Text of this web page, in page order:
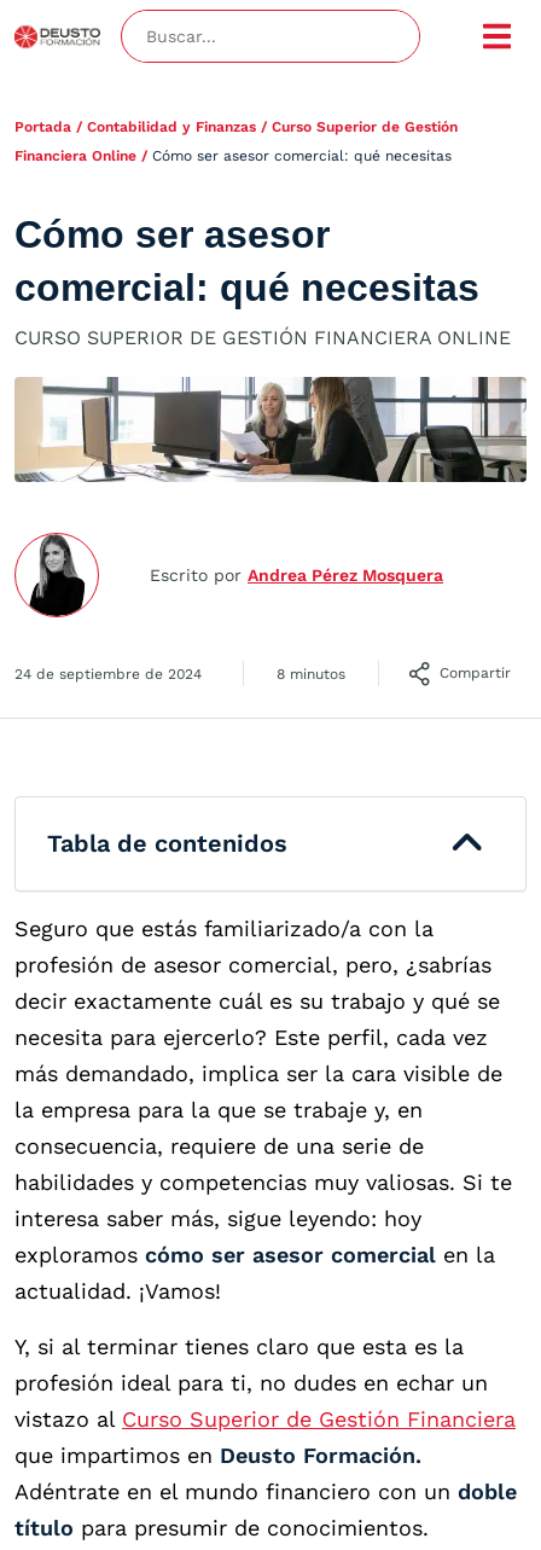
Portada / Contabilidad y Finanzas / Curso Superior de Gestión
Financiera Online / Cómo ser asesor comercial: qué necesitas
Cómo ser asesor
comercial: qué necesitas
CURSO SUPERIOR DE GESTIÓN FINANCIERA ONLINE
Escrito por Andrea Pérez Mosquera
24 de septiembre de 2024 8 minutos Compartir
Tabla de contenidos
Seguro que estás familiarizado/a con la
profesión de asesor comercial, pero, ¿sabrías
decir exactamente cuál es su trabajo y qué se
necesita para ejercerlo? Este perfil, cada vez
más demandado, implica ser la cara visible de
la empresa para la que se trabaje y, en
consecuencia, requiere de una serie de
habilidades y competencias muy valiosas. Si te
interesa saber más, sigue leyendo: hoy
exploramos cómo ser asesor comercial en la
actualidad. ¡Vamos!
Y, si al terminar tienes claro que esta es la
profesión ideal para ti, no dudes en echar un
vistazo al Curso Superior de Gestión Financiera
que impartimos en Deusto Formación.
Adéntrate en el mundo financiero con un doble
título para presumir de conocimientos.